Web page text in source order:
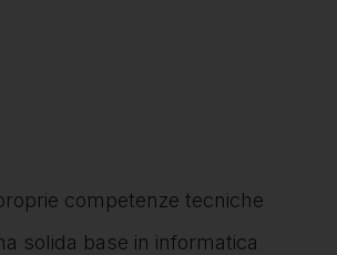
competenze tecniche
solida base in informatica